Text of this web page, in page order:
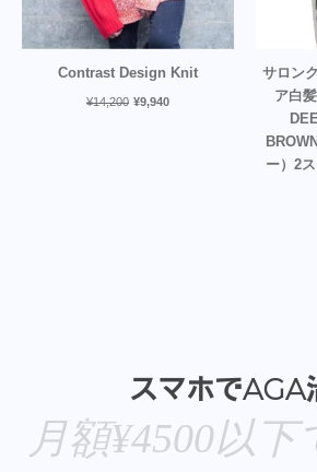
Contrast Design Knit
¥14,200 ¥9,940
サロン
ア白
ー）2
スマホでAGA
月額¥4500以下